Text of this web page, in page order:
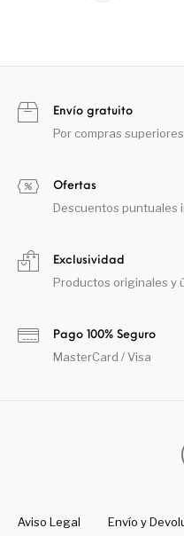
Envío gratuito
Por compras
Ofertas
Descuentos puntuales
Exclusividad
Productos originales y
Pago 100% Seguro
MasterCard / Visa
Aviso Legal Envío y